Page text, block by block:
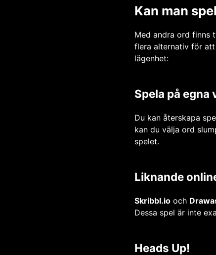
Kan man
Med andra ord finns
flera alternativ för
lägenhet:
Spela på egna
Du kan återskapa
kan du välja ord
spelet.
Liknande
Skribbl.io och
Dessa spel är inte
Heads Up!